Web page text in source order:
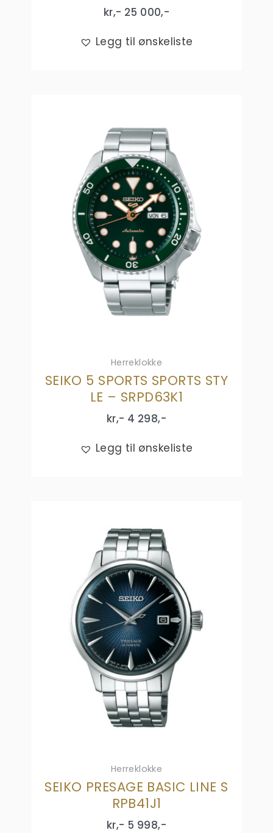
kr,- 25 000,-
Legg til ønskeliste
Herreklokke
SEIKO 5 SPORTS SPORTS STY
LE – SRPD63K1
kr,- 4 298,-
Legg til ønskeliste
Herreklokke
SEIKO PRESAGE BASIC LINE S
RPB41J1
kr,- 5 998,-